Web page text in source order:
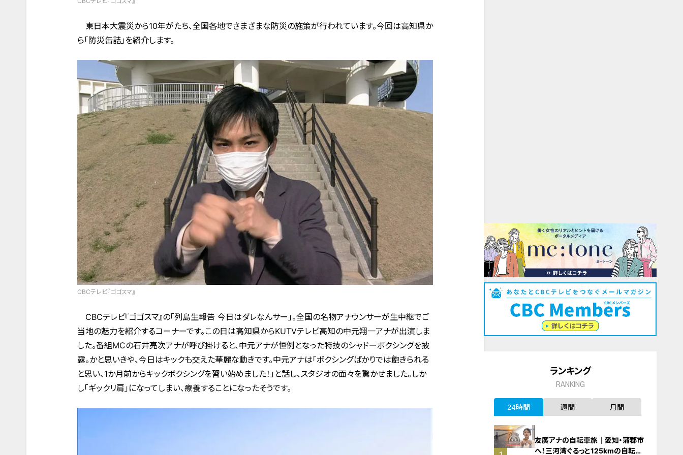
東日本大震災から10年がたち、全国各地でさまざまな防災の施策が行われています。今回は高知県か
ら「防災缶詰」を紹介します。
CBCテレビ『ゴゴスマ』
CBCテレビ『ゴゴスマ』の「列島生報告 今日はダレなんサー」。全国の名物アナウンサーが生中継でご
当地の魅力を紹介するコーナーです。この日は高知県からKUTVテレビ高知の中元翔一アナが出演しま
した。番組MCの石井亮次アナが呼び掛けると、中元アナが恒例となった特技のシャドーボクシングを披
露。かと思いきや、今日はキックも交えた華麗な動きです。中元アナは「ボクシングばかりでは飽きられる
と思い、1か月前からキックボクシングを習い始めました！」と話し、スタジオの面々を驚かせました。しか
し「ギックリ肩」になってしまい、療養することになったそうです。
ランキング
RANKING
24時間 週間 月間
友廣アナの自転車旅｜愛知・蒲郡市
へ！三河湾ぐるっと125kmの自転車